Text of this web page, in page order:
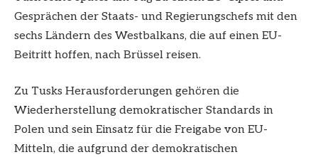
Gesprächen der Staats- und Regierungschefs mit den
sechs Ländern des Westbalkans, die auf einen EU-
Beitritt hoffen, nach Brüssel reisen.
Zu Tusks Herausforderungen gehören die
Wiederherstellung demokratischer Standards in
Polen und sein Einsatz für die Freigabe von EU-
Mitteln, die aufgrund der demokratischen